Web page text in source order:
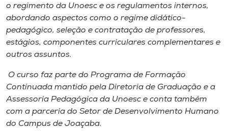
o regimento da Unoesc e os regulamentos internos,
abordando aspectos como o regime didático-
pedagógico, seleção e contratação de professores,
estágios, componentes curriculares complementares e
outros assuntos.
O curso faz parte do Programa de Formação
Continuada mantido pela Diretoria de Graduação e a
Assessoria Pedagógica da Unoesc e conta também
com a parceria do Setor de Desenvolvimento Humano
do Campus de Joaçaba.